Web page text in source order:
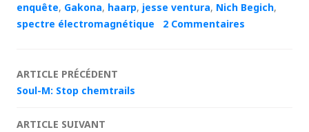
enquête, Gakona, haarp, jesse ventura, Nich Begich,
spectre électromagnétique
2 Commentaires
Navigation
ARTICLE PRÉCÉDENT
Soul-M: Stop chemtrails
ARTICLE SUIVANT